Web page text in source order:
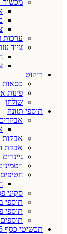
מכשור
ערכות
ציוד
ריהוט
כסאות
פינות
שולחן
תוספי תזונה
אבקות
אבקת
גיינרים
חטיפים
סקיני
תוספי
תוספי
תכשיטי כסף 925